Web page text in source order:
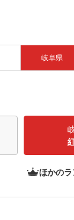
岐阜県
ほかの